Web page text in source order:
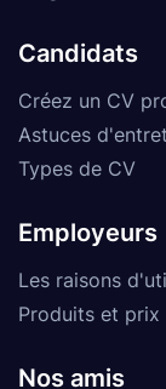
Candidats
Créez un CV
Astuces
Types de CV
Employeurs
Les raisons
Produits et prix
Nos amis